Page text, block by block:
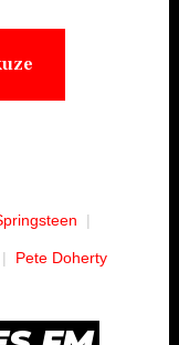
Pete Doherty